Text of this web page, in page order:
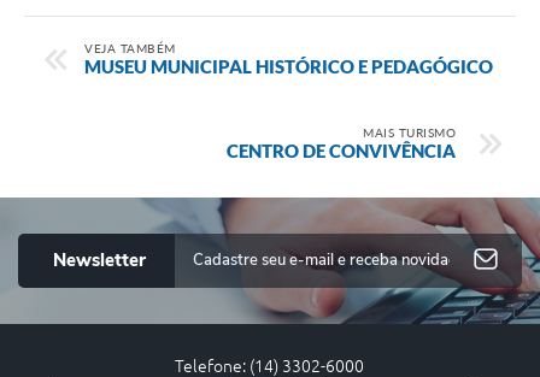
VEJA TAMBÉM
MUSEU MUNICIPAL HISTÓRICO E PEDAGÓGICO
MAIS TURISMO
CENTRO DE CONVIVÊNCIA
Newsletter
Telefone: (14) 3302-6000